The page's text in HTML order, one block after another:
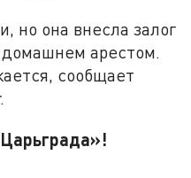
но она внесла залог
арестом.
сообщает